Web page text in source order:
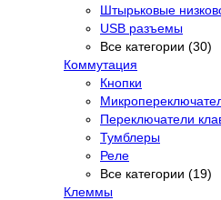
Штырьковые
USB разъемы
Все категории (30)
Коммутация
Кнопки
Переключатели
Тумблеры
Реле
Все категории (19)
Клеммы